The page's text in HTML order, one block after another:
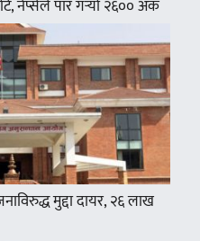
नेप्सेले पार गर्‍यो २६०० अंक
मुद्दा दायर, २६ लाख